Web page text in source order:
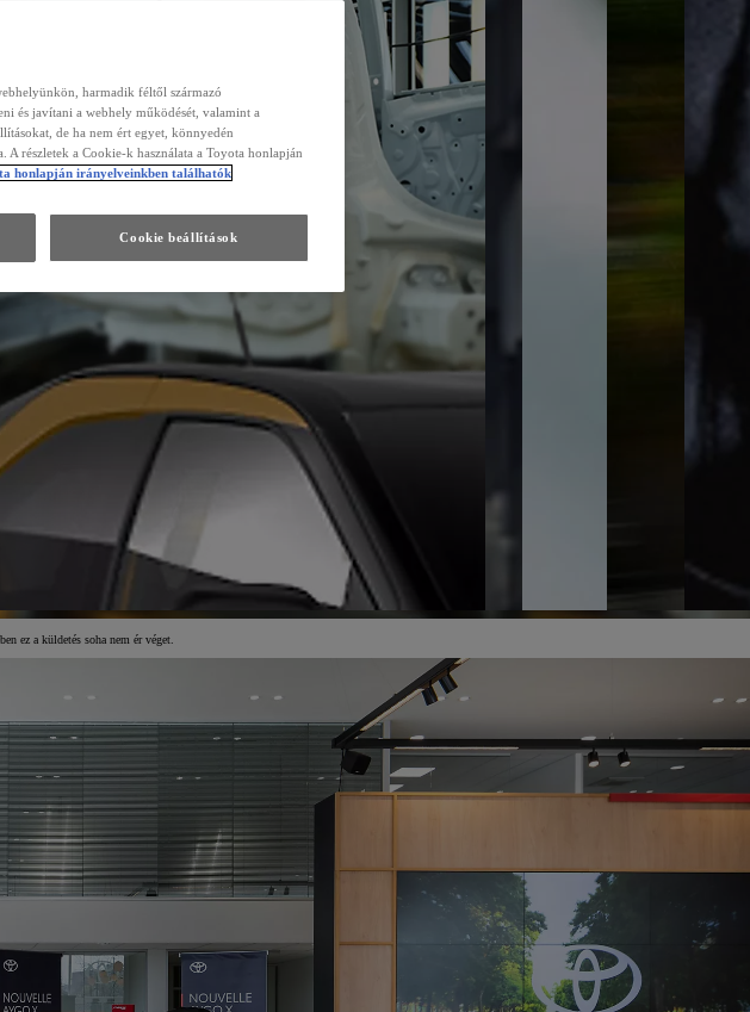
ez a küldetés soha nem ér véget.
harmadik féltől származó
és javítani a webhely működését, valamint a
de ha nem ért egyet, könnyedén
részletek a Cookie-k használata a Toyota honlapján
honlapján irányelveinkben találhatók
Cookie beállítások